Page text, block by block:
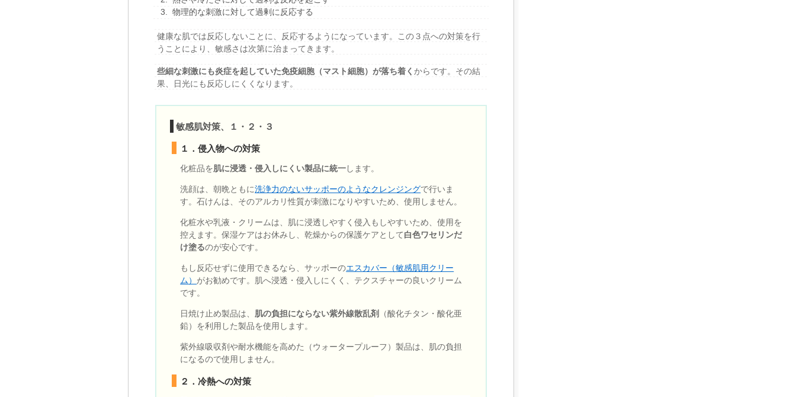
物理的な刺激に対して過剰に反応する
健康な肌では反応しないことに、反応するようになっています。この３点への対策を行
うことにより、敏感さは次第に治まってきます。
些細な刺激にも炎症を起していた免疫細胞（マスト細胞）が落ち着くからです。その結
果、日光にも反応しにくくなります。
敏感肌対策、１・２・３
１．侵入物への対策
化粧品を肌に浸透・侵入しにくい製品に統一します。
洗顔は、朝晩ともに洗浄力のないサッポーのようなクレンジングで行いま
す。石けんは、そのアルカリ性質が刺激になりやすいため、使用しません。
化粧水や乳液・クリームは、肌に浸透しやすく侵入もしやすいため、使用を
控えます。保湿ケアはお休みし、乾燥からの保護ケアとして白色ワセリンだ
け塗るのが安心です。
もし反応せずに使用できるなら、サッポーのエスカバー（敏感肌用クリー
ム） がお勧めです。肌へ浸透・侵入しにくく、テクスチャーの良いクリーム
です。
日焼け止め製品は、 肌の負担にならない紫外線散乱剤
（酸化チタン・酸化亜
鉛）を利用した製品を使用します。
紫外線吸収剤や耐水機能を高めた（ウォータープルーフ）製品は、肌の負担
になるので使用しません。
２．冷熱への対策